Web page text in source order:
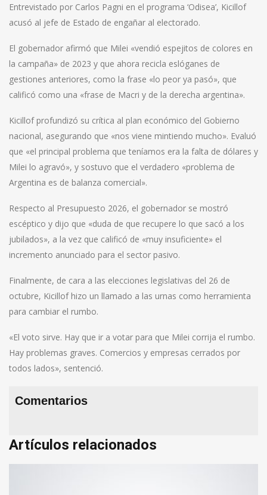
Entrevistado por Carlos Pagni en el programa ‘Odisea’, Kicillof
acusó al jefe de Estado de engañar al electorado.
El gobernador afirmó que Milei «vendió espejitos de colores en
la campaña» de 2023 y que ahora recicla eslóganes de
gestiones anteriores, como la frase «lo peor ya pasó», que
calificó como una «frase de Macri y de la derecha argentina».
Kicillof profundizó su crítica al plan económico del Gobierno
nacional, asegurando que «nos viene mintiendo mucho». Evaluó
que «el principal problema que teníamos era la falta de dólares y
Milei lo agravó», y sostuvo que el verdadero «problema de
Argentina es de balanza comercial».
Respecto al Presupuesto 2026, el gobernador se mostró
escéptico y dijo que «duda de que recupere lo que sacó a los
jubilados», a la vez que calificó de «muy insuficiente» el
incremento anunciado para el sector pasivo.
Finalmente, de cara a las elecciones legislativas del 26 de
octubre, Kicillof hizo un llamado a las urnas como herramienta
para cambiar el rumbo.
«El voto sirve. Hay que ir a votar para que Milei corrija el rumbo.
Hay problemas graves. Comercios y empresas cerrados por
todos lados», sentenció.
Comentarios
Artículos relacionados